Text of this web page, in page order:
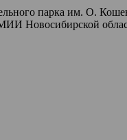
парка им. О.